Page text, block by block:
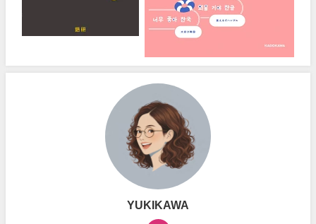
YUKIKAWA